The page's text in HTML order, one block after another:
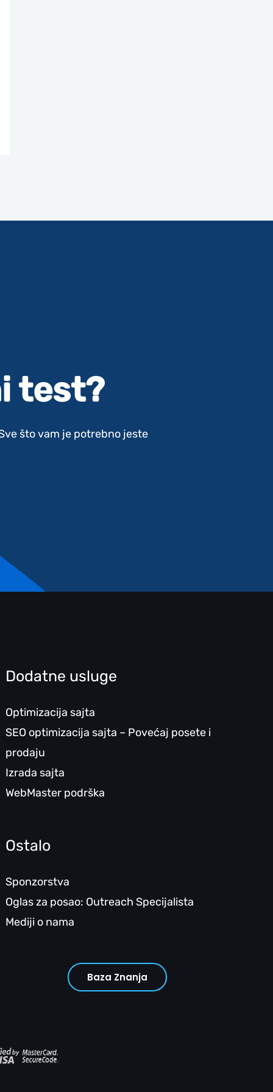
test?
što vam je potrebno jeste
Dodatne usluge
Optimizacija sajta
SEO optimizacija sajta – Povećaj posete i
prodaju
Izrada sajta
WebMaster podrška
Ostalo
Sponzorstva
Oglas za posao: Outreach Specijalista
Mediji o nama
Baza Znanja